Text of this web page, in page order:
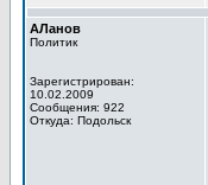
АЛанов
Политик
Зарегистрирован:
10.02.2009
Сообщения: 922
Откуда: Подольск